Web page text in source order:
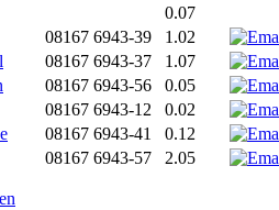
0.07
08167 6943-39 1.02
08167 6943-37 1.07
08167 6943-56 0.05
08167 6943-12 0.02
08167 6943-41 0.12
08167 6943-57 2.05